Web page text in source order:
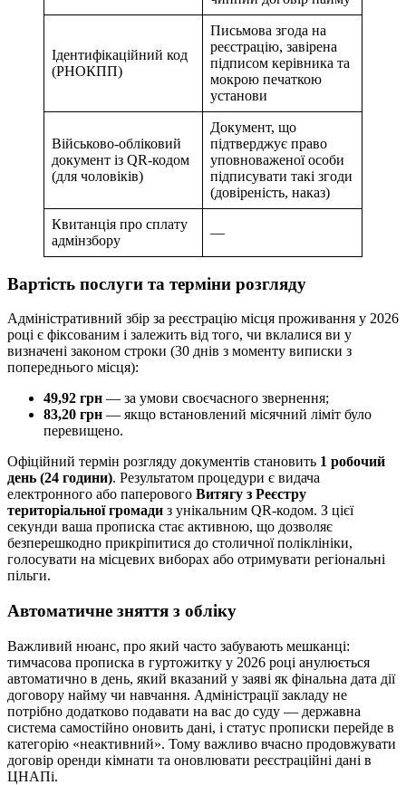
Ідентифікаційний код
(РНОКПП)
Письмова згода на
реєстрацію, завірена
підписом керівника та
мокрою печаткою
установи
Військово-обліковий
документ із QR-кодом
(для чоловіків)
Документ, що
підтверджує право
уповноваженої особи
підписувати такі згоди
(довіреність, наказ)
Квитанція про сплату
адмінзбору
—
Вартість послуги та терміни розгляду
Адміністративний збір за реєстрацію місця проживання у 2026
році є фіксованим і залежить від того, чи вклалися ви у
визначені законом строки (30 днів з моменту виписки з
попереднього місця):
49,92 грн — за умови своєчасного звернення;
83,20 грн — якщо встановлений місячний ліміт було
перевищено.
Офіційний термін розгляду документів становить 1 робочий
день (24 години). Результатом процедури є видача
електронного або паперового Витягу з Реєстру
територіальної громади з унікальним QR-кодом. З цієї
секунди ваша прописка стає активною, що дозволяє
безперешкодно прикріпитися до столичної поліклініки,
голосувати на місцевих виборах або отримувати регіональні
пільги.
Автоматичне зняття з обліку
Важливий нюанс, про який часто забувають мешканці:
тимчасова прописка в гуртожитку у 2026 році анулюється
автоматично в день, який вказаний у заяві як фінальна дата дії
договору найму чи навчання. Адміністрації закладу не
потрібно додатково подавати на вас до суду — державна
система самостійно оновить дані, і статус прописки перейде в
категорію «неактивний». Тому важливо вчасно продовжувати
договір оренди кімнати та оновлювати реєстраційні дані в
ЦНАПі.